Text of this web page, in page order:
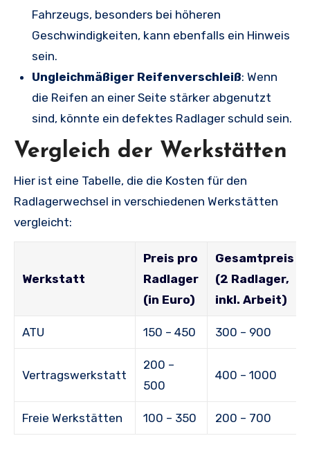
Fahrzeugs, besonders bei höheren
Geschwindigkeiten, kann ebenfalls ein Hinweis
sein.
Ungleichmäßiger Reifenverschleiß: Wenn
die Reifen an einer Seite stärker abgenutzt
sind, könnte ein defektes Radlager schuld sein.
Vergleich der Werkstätten
Hier ist eine Tabelle, die die Kosten für den
Radlagerwechsel in verschiedenen Werkstätten
vergleicht:
Werkstatt
Preis pro
Radlager
(in Euro)
Gesamtpreis
(2 Radlager,
inkl. Arbeit)
ATU 150 – 450 300 – 900
Vertragswerkstatt
200 –
500
400 – 1000
Freie Werkstätten 100 – 350 200 – 700